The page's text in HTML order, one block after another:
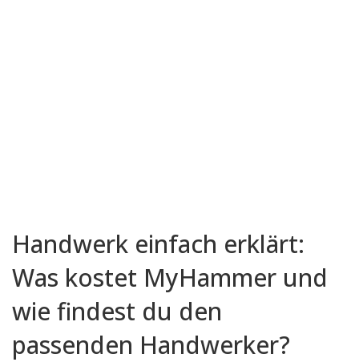
Handwerk einfach erklärt:
Was kostet MyHammer und
wie findest du den
passenden Handwerker?